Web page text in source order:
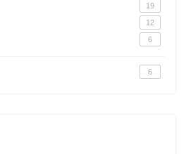
19
12
6
6